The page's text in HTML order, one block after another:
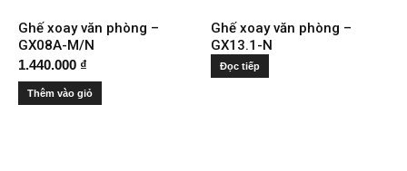
Ghế xoay văn phòng –
GX08A-M/N
1.440.000 ₫
Thêm vào giỏ
Ghế xoay văn phòng –
GX13.1-N
Đọc tiếp